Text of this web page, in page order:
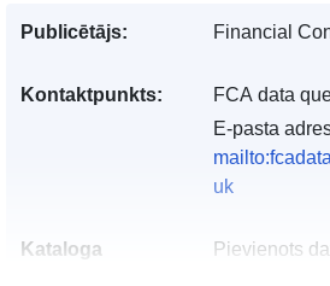
Publicētājs: Financial
Kontaktpunkts:
FCA data
E-pasta
uk
Kataloga
Pievienots